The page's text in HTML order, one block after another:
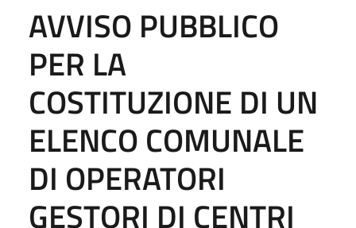
AVVISO PUBBLICO
PER LA
COSTITUZIONE DI UN
ELENCO COMUNALE
DI OPERATORI
GESTORI DI CENTRI